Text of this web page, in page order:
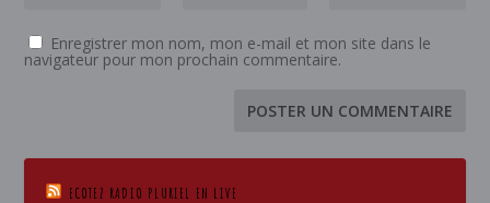
Enregistrer mon nom, mon e-mail et mon site dans le
navigateur pour mon prochain commentaire.
ECOTEZ RADIO PLURIEL EN LIVE